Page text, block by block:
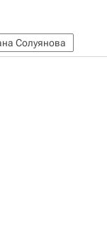
Солуянова